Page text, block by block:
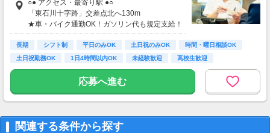
○● アクセス・最寄り駅 ●○
「東石川十字路」交差点北へ130m
★車・バイク通勤OK！ガソリン代も規定支給！
★自転車通勤も可！（駐輪場料金は自己負担、
店にある場合は利用可）
長期 シフト制 平日のみOK 土日祝のみOK
時間・曜日相談OK
土日祝勤務OK
1日4時間以内OK 未経験歓迎 高校生歓迎
応募へ進む
関連する条件から探す